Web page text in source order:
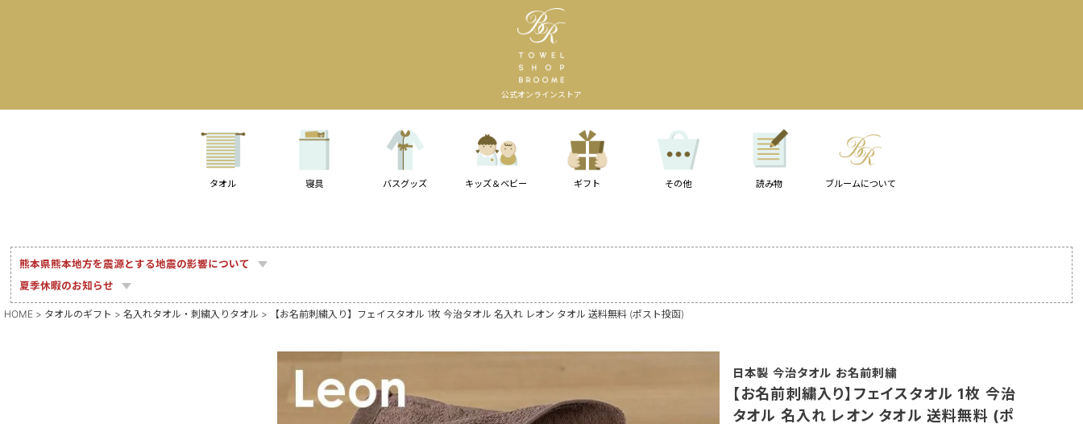
公式オンラインストア
タオル 寝具 バスグッズ キッズ＆ベビー ギフト その他 読み物 ブルームについて
熊本県熊本地方を震源とする地震の影響について
夏季休暇のお知らせ
HOME タオルのギフト 名入れタオル・刺繍入りタオル 【お名前刺繍入り】フェイスタオル 1枚 今治タオル 名入れ レオン タオル 送料無料 (ポスト投函)
日本製 今治タオル お名前刺繍
【お名前刺繍入り】フェイスタオル 1枚 今治
タオル 名入れ レオン タオル 送料無料 (ポ